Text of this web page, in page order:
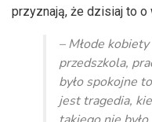
przyznają, że dzisiaj to
– Młode
przedszkola,
było spokojne
jest tragedia,